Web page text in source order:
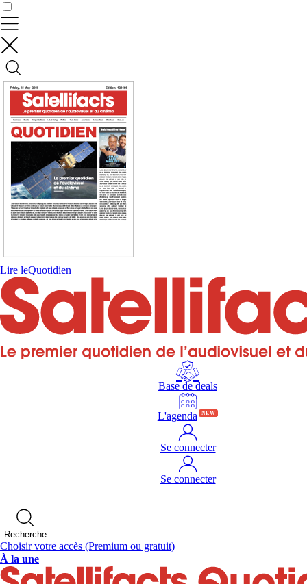
Lire leQuotidien
Base de deals
L'agenda NEW
Se connecter
Se connecter
Recherche
Choisir votre accès (Premium ou gratuit)
À la une
Contrôler vos données